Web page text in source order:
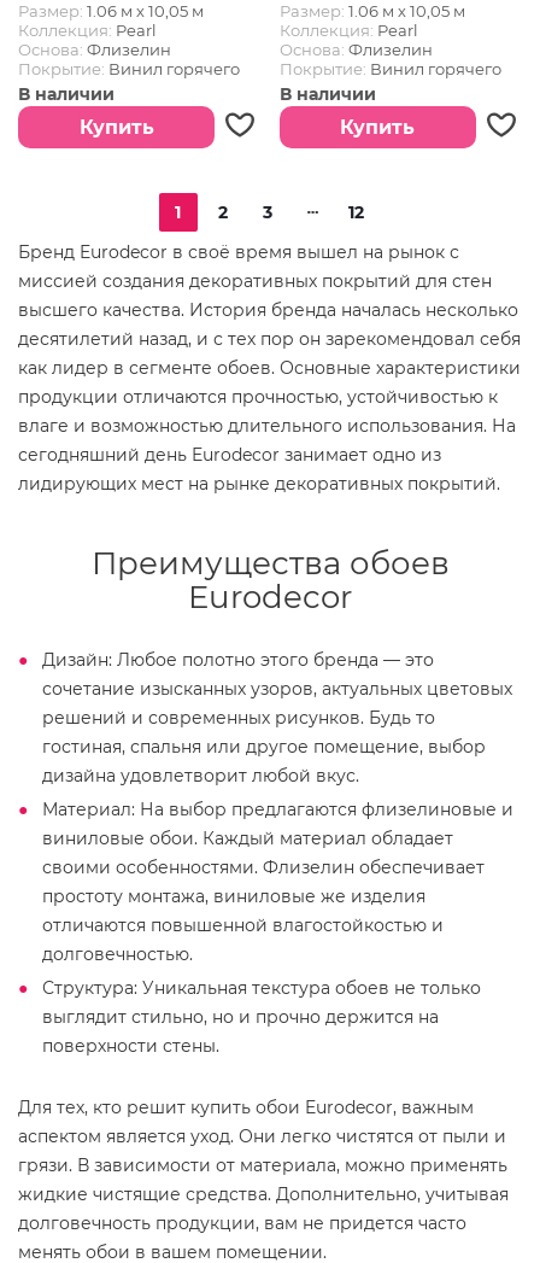
Размер: 1.06 м х 10,05 м
Коллекция: Pearl
Основа: Флизелин
Покрытие: Винил горячего
тиснения
В наличии
Купить
Размер: 1.06 м х 10,05 м
Коллекция: Pearl
Основа: Флизелин
Покрытие: Винил горячего
тиснения
В наличии
Купить
1 2 3
12
Бренд Eurodecor в своё время вышел на рынок с
миссией создания декоративных покрытий для стен
высшего качества. История бренда началась несколько
десятилетий назад, и с тех пор он зарекомендовал себя
как лидер в сегменте обоев. Основные характеристики
продукции отличаются прочностью, устойчивостью к
влаге и возможностью длительного использования. На
сегодняшний день Eurodecor занимает одно из
лидирующих мест на рынке декоративных покрытий.
Преимущества обоев
Eurodecor
Дизайн: Любое полотно этого бренда — это
сочетание изысканных узоров, актуальных цветовых
решений и современных рисунков. Будь то
гостиная, спальня или другое помещение, выбор
дизайна удовлетворит любой вкус.
Материал: На выбор предлагаются флизелиновые и
виниловые обои. Каждый материал обладает
своими особенностями. Флизелин обеспечивает
простоту монтажа, виниловые же изделия
отличаются повышенной влагостойкостью и
долговечностью.
Структура: Уникальная текстура обоев не только
выглядит стильно, но и прочно держится на
поверхности стены.
Для тех, кто решит купить обои Eurodecor, важным
аспектом является уход. Они легко чистятся от пыли и
грязи. В зависимости от материала, можно применять
жидкие чистящие средства. Дополнительно, учитывая
долговечность продукции, вам не придется часто
менять обои в вашем помещении.